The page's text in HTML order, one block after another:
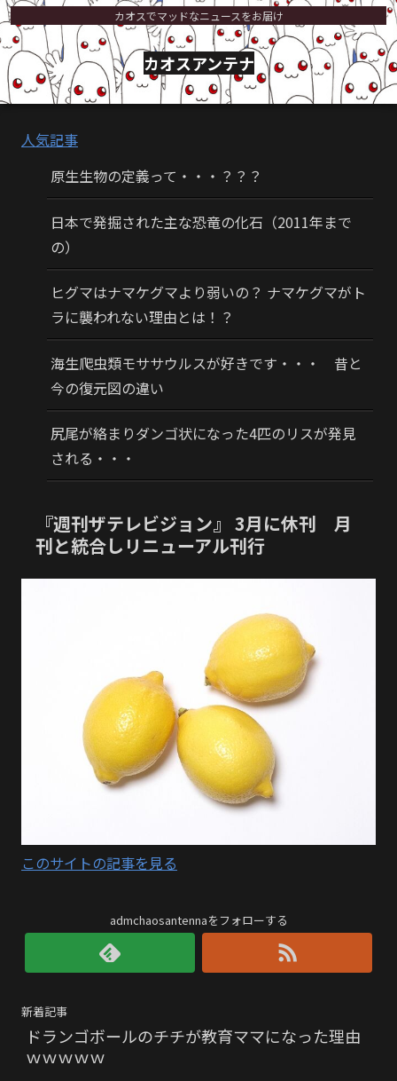
カオスでマッドなニュースをお届け
カオスアンテナ
人気記事
原生生物の定義って・・・？？？
日本で発掘された主な恐竜の化石（2011年まで
の）
ヒグマはナマケグマより弱いの？ ナマケグマがト
ラに襲われない理由とは！？
海生爬虫類モササウルスが好きです・・・ 昔と
今の復元図の違い
尻尾が絡まりダンゴ状になった4匹のリスが発見
される・・・
『週刊ザテレビジョン』 3月に休刊 月
刊と統合しリニューアル刊行
このサイトの記事を見る
admchaosantennaをフォローする
新着記事
ドランゴボールのチチが教育ママになった理由
ｗｗｗｗｗ